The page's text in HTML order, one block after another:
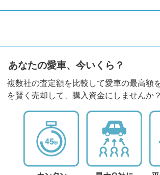
あなたの愛車、今いくら？
複数社の査定額を比較して愛車の最高額
を賢く売却して、購入資金にしませんか？